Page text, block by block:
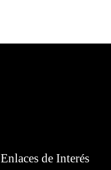
Enlaces de Interés